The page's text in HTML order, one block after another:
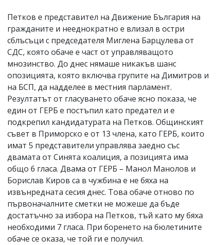
Петков е представител на Движение България на
гражданите и нееднократно е влизал в остри
сблъсъци с председателя Миглена Барцулева от
СДС, която обаче е част от управляващото
мнозинство. До днес нямаше никакъв шанс
опозицията, която включва групите на Димитров и
на БСП, да надделее в местния парламент.
Резултатът от гласуването обаче ясно показа, че
един от ГЕРБ е постъпил като предател и е
подкрепил кандидатурата на Петков. Общинският
съвет в Приморско е от 13 члена, като ГЕРБ, които
имат 5 представители управлява заедно със
двамата от Синята коалиция, а позицията има
общо 6 гласа. Двама от ГЕРБ – Манол Манолов и
Борислав Киров са в чужбина е не бяха на
извънредната сесия днес. Това обаче отново по
първоначалните сметки не можеше да бъде
достатъчно за избора на Петков, тъй като му бяха
необходими 7 гласа. При боренето на бюлетините
обаче се оказа, че той ги е получил.